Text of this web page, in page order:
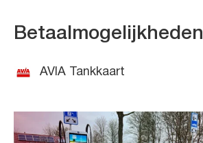
Betaalmogelijkheden
AVIA Tankkaart